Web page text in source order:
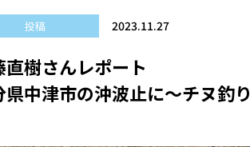
投稿 2023.11.27
直樹さんレポート
県中津市の沖波止に〜チヌ釣り